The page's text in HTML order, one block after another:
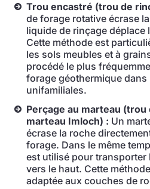
Trou encastré (trou de
de forage rotative écrase
liquide de rinçage déplace
Cette méthode est
les sols meubles et à
procédé le plus
forage géothermique dans
unifamiliales.
Perçage au marteau
marteau Imloch) : Un
écrase la roche
forage. Dans le même
est utilisé pour transporter
vers le haut. Cette
adaptée aux couches de